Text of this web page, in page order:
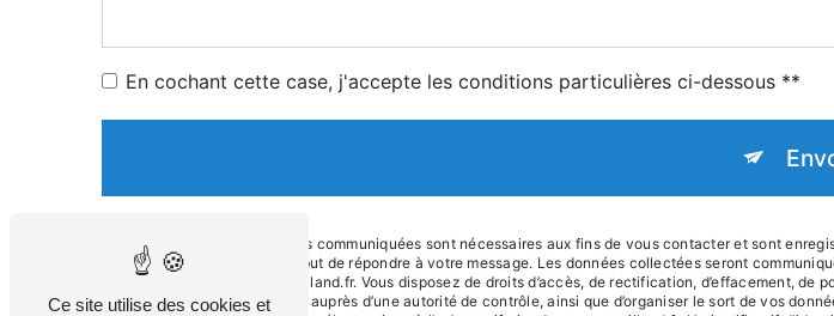
En cochant cette case, j'accepte les conditions particulières ci-dessous **
** Les données personnelles communiquées sont nécessaires aux fins de vous contacter et sont
sous-traitants dans le seul but de répondre à votre message. Les données collectées seront
Firminy jfarina@garage-meilland.fr. Vous disposez de droits d’accès, de rectification, d’effacement,
d’introduire une réclamation auprès d’une autorité de contrôle, ainsi que d’organiser le sort de vos
Ce site utilise des cookies et